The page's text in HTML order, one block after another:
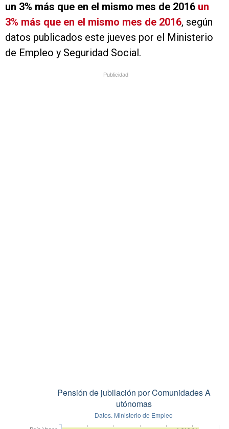
un 3% más que en el mismo mes de 2016 un
3% más que en el mismo mes de 2016, según
datos publicados este jueves por el Ministerio
de Empleo y Seguridad Social.
Publicidad